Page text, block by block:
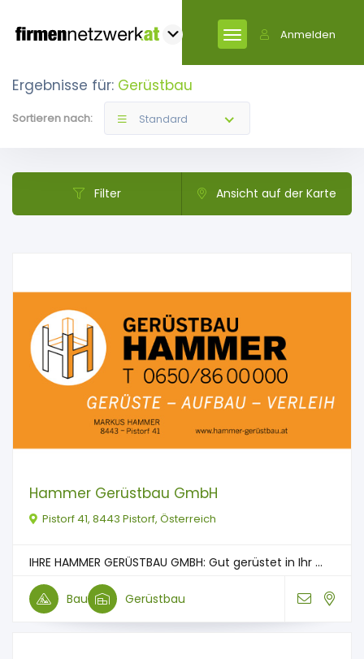
Anmelden
Ergebnisse für: Gerüstbau
Sortieren nach: Standard
Filter Ansicht auf der Karte
Hammer Gerüstbau GmbH
Pistorf 41, 8443 Pistorf, Österreich
IHRE HAMMER GERÜSTBAU GMBH: Gut gerüstet in Ihr ...
Bau Gerüstbau